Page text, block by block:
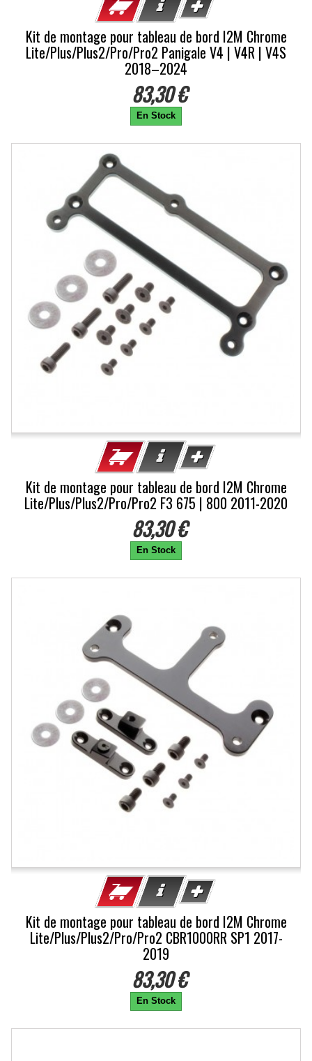
Kit de montage pour tableau de bord I2M Chrome
Lite/Plus/Plus2/Pro/Pro2 Panigale V4 | V4R | V4S
2018–2024
83,30 €
En Stock
Kit de montage pour tableau de bord I2M Chrome
Lite/Plus/Plus2/Pro/Pro2 F3 675 | 800 2011-2020
83,30 €
En Stock
Kit de montage pour tableau de bord I2M Chrome
Lite/Plus/Plus2/Pro/Pro2 CBR1000RR SP1 2017-
2019
83,30 €
En Stock